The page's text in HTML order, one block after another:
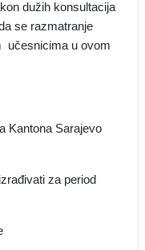
dužih konsultacija
se razmatranje
učesnicima u ovom
Kantona Sarajevo
za period